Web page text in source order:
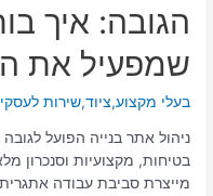
הגובה: איך
שמפעיל את
בעלי מקצוע,ציוד,שירות
ניהול אתר בנייה הפועל
בטיחות, מקצועיות וסנכרון
מייצרת סביבת עבודה
בטוחה
בשיא
הגובה:
איך
בוחרים
שמפעיל